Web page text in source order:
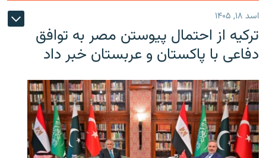
اسد ۱۸, ۱۴۰۵
ترکیه از احتمال پیوستن مصر به توافق
دفاعی با پاکستان و عربستان خبر داد